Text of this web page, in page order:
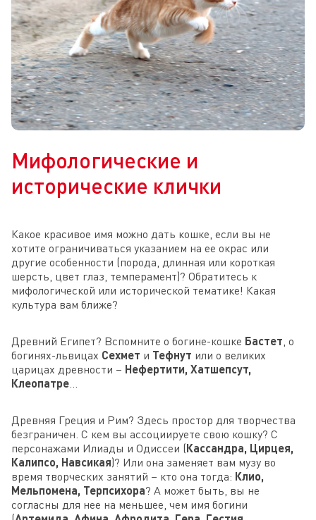
Мифологические и
исторические клички
Какое красивое имя можно дать кошке, если вы не
хотите ограничиваться указанием на ее окрас или
другие особенности (порода, длинная или короткая
шерсть, цвет глаз, темперамент)? Обратитесь к
мифологической или исторической тематике! Какая
культура вам ближе?
Древний Египет? Вспомните о богине-кошке Бастет, о
богинях-львицах Сехмет и Тефнут или о великих
царицах древности – Нефертити, Хатшепсут,
Клеопатре…
Древняя Греция и Рим? Здесь простор для творчества
безграничен. С кем вы ассоциируете свою кошку? С
персонажами Илиады и Одиссеи (Кассандра, Цирцея,
Калипсо, Навсикая)? Или она заменяет вам музу во
время творческих занятий – кто она тогда: Клио,
Мельпомена, Терпсихора? А может быть, вы не
согласны для нее на меньшее, чем имя богини